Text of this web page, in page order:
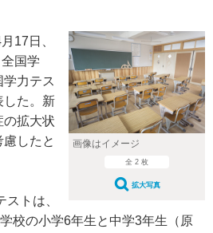
画像はイメージ
全 2 枚
拡大写真
17日、
国学
力テス
した。新
の拡大状
したと
トは、
校の小学6年生と中学3年生（原